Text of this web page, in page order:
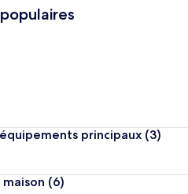
principaux (3)
(6)